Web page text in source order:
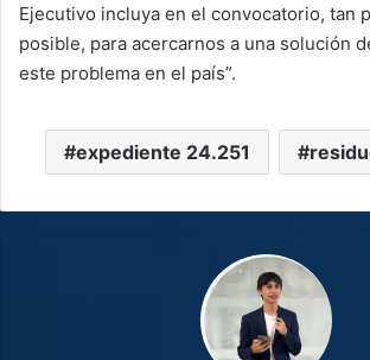
Ejecutivo incluya en el convocatorio, tan
posible, para acercarnos a una solución
este problema en el país”.
expediente 24.251